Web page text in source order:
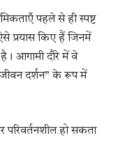
पहले से ही स्पष्ट
प्रयास किए हैं जिनमें
है। आगामी दौरे में वे
दर्शन” के रूप में
परिवर्तनशील हो सकता